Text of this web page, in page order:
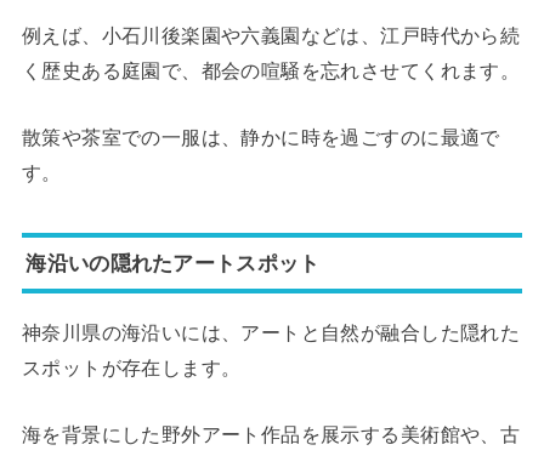
例えば、小石川後楽園や六義園などは、江戸時代から続
く歴史ある庭園で、都会の喧騒を忘れさせてくれます。
散策や茶室での一服は、静かに時を過ごすのに最適で
す。
海沿いの隠れたアートスポット
神奈川県の海沿いには、アートと自然が融合した隠れた
スポットが存在します。
海を背景にした野外アート作品を展示する美術館や、古